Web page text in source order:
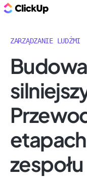
ZARZĄDZANIE LUDŹMI
zespołu